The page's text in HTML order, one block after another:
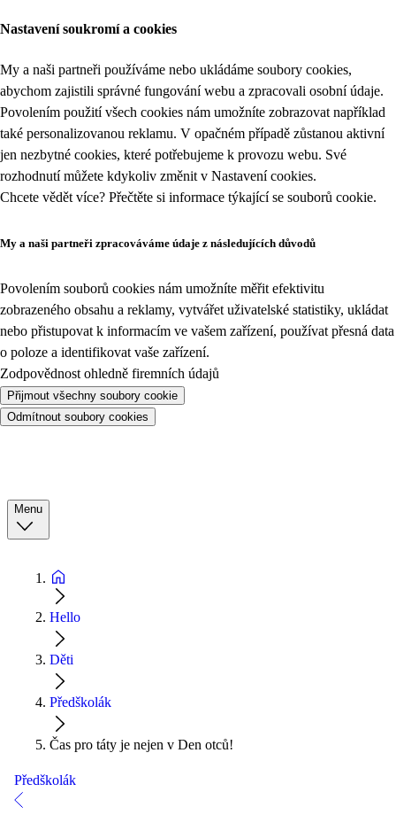
Nastavení soukromí a cookies
My a naši partneři používáme nebo ukládáme soubory cookies,
abychom zajistili správné fungování webu a zpracovali osobní údaje.
Povolením použití všech cookies nám umožníte zobrazovat například
také personalizovanou reklamu. V opačném případě zůstanou aktivní
jen nezbytné cookies, které potřebujeme k provozu webu. Své
rozhodnutí můžete kdykoliv změnit v Nastavení cookies.
Chcete vědět více? Přečtěte si informace týkající se souborů cookie.
My a naši partneři zpracováváme údaje z následujících důvodů
Povolením souborů cookies nám umožníte měřit efektivitu
zobrazeného obsahu a reklamy, vytvářet uživatelské statistiky, ukládat
nebo přistupovat k informacím ve vašem zařízení, používat přesná data
o poloze a identifikovat vaše zařízení.
Zodpovědnost ohledně firemních údajů
Přijmout všechny soubory cookie
Odmítnout soubory cookies
Menu
Hello
Děti
Předškolák
Čas pro táty je nejen v Den otců!
Předškolák